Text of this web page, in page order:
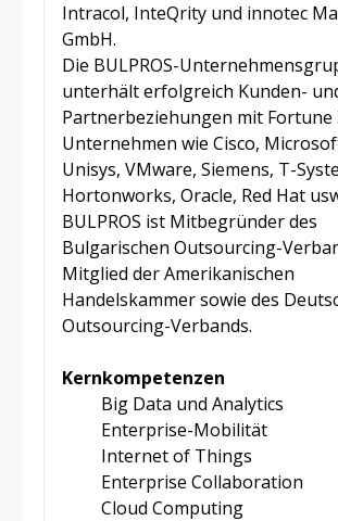
Intracol, InteQrity und innotec
GmbH.
Die BULPROS-
unterhält erfolgreich Kunden-
Partnerbeziehungen mit Fortune
Unternehmen wie Cisco,
Unisys, VMware, Siemens, T-
Hortonworks, Oracle, Red Hat
BULPROS ist Mitbegründer des
Bulgarischen Outsourcing-
Mitglied der Amerikanischen
Handelskammer sowie des
Outsourcing-Verbands.
Kernkompetenzen
Big Data und Analytics
Enterprise-Mobilität
Internet of Things
Enterprise Collaboration
Cloud Computing